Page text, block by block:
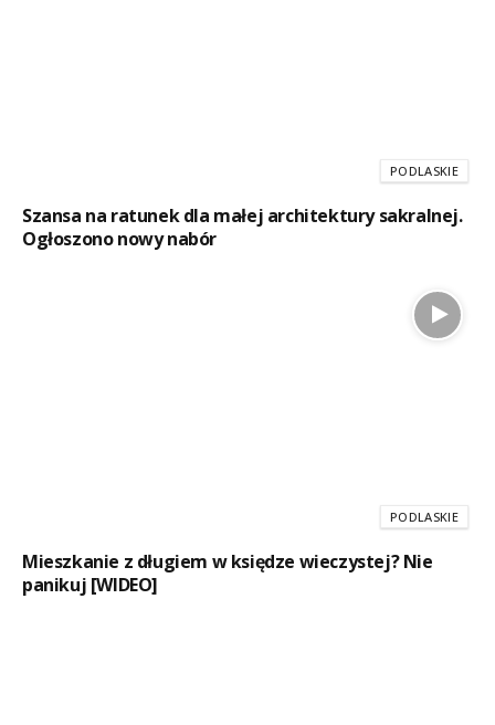
PODLASKIE
Szansa na ratunek dla małej architektury sakralnej.
Ogłoszono nowy nabór
PODLASKIE
Mieszkanie z długiem w księdze wieczystej? Nie
panikuj [WIDEO]